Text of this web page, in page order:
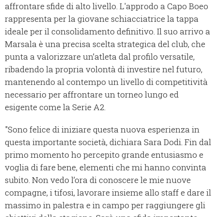
affrontare sfide di alto livello. L'approdo a Capo Boeo
rappresenta per la giovane schiacciatrice la tappa
ideale per il consolidamento definitivo. Il suo arrivo a
Marsala è una precisa scelta strategica del club, che
punta a valorizzare un’atleta dal profilo versatile,
ribadendo la propria volontà di investire nel futuro,
mantenendo al contempo un livello di competitività
necessario per affrontare un torneo lungo ed
esigente come la Serie A2.
"Sono felice di iniziare questa nuova esperienza in
questa importante società, dichiara Sara Dodi. Fin dal
primo momento ho percepito grande entusiasmo e
voglia di fare bene, elementi che mi hanno convinta
subito. Non vedo l’ora di conoscere le mie nuove
compagne, i tifosi, lavorare insieme allo staff e dare il
massimo in palestra e in campo per raggiungere gli